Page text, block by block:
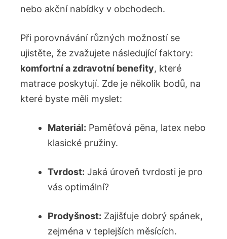
nebo akční nabídky v obchodech.
Při porovnávání různých možností se
ujistěte, že zvažujete následující faktory:
komfortní a zdravotní benefity, které
matrace poskytují. Zde je několik bodů, na
které byste měli myslet:
Materiál: Paměťová pěna, latex nebo
klasické pružiny.
Tvrdost: Jaká úroveň tvrdosti je pro
vás optimální?
Prodyšnost: Zajišťuje dobrý spánek,
zejména v teplejších měsících.